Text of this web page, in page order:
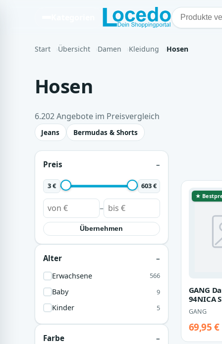
Start Übersicht Damen Kleidung Hosen
Hosen
6.202 Angebote im Preisvergleich
Jeans Bermudas & Shorts
Preis
3 € 603 €
–
Übernehmen
Alter
Erwachsene 566
Baby 9
Kinder 5
Farbe
★
GANG
94NICA
GANG
69,95 €